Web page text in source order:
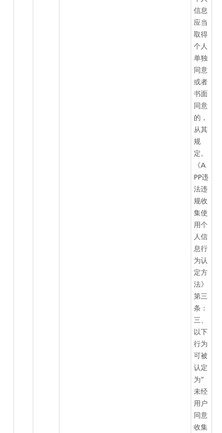
信息
应当
取得
个人
单独
同意
或者
书面
同意
的，
从其
规
定。
《A
PP违
法违
规收
集使
用个
人信
息行
为认
定方
法》
第三
条：
三、
以下
行为
可被
认定
为“
未经
用户
同意
收集